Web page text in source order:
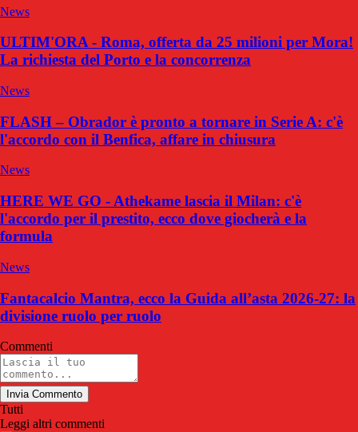
News
ULTIM'ORA - Roma, offerta da 25 milioni per Mora!
La richiesta del Porto e la concorrenza
News
FLASH – Obrador è pronto a tornare in Serie A: c'è
l'accordo con il Benfica, affare in chiusura
News
HERE WE GO - Athekame lascia il Milan: c'è
l'accordo per il prestito, ecco dove giocherà e la
formula
News
Fantacalcio Mantra, ecco la Guida all’asta 2026-27: la
divisione ruolo per ruolo
Commenti
Invia Commento
Tutti
Leggi altri commenti